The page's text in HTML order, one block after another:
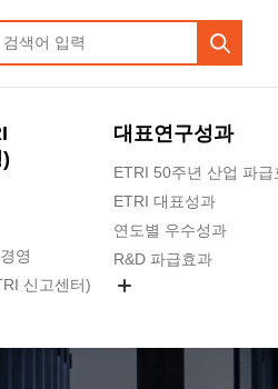
영
신고센터)
대표연구성과
ETRI 50주년 산업 파급
ETRI 대표성과
연도별 우수성과
R&D 파급효과